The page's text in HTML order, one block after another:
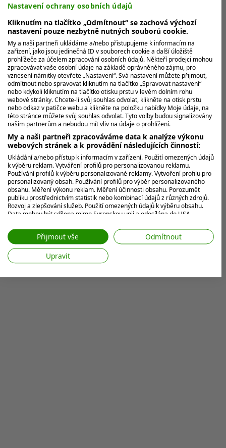
Nezvyklou přípravu zvolil před olympiádou Xander
Schauffele. Podle výsledků po dvou odehraných kolech
se ale ukazuje, že mu...
MOHLO BY VÁS ZAJÍMAT
Nastavení ochrany osobních údajů
Kliknutím na tlačítko „Odmítnout“ se zachová výchozí
nastavení pouze nezbytně nutných souborů cookie.
My a naši partneři ukládáme a/nebo přistupujeme k informacím na
zařízení, jako jsou jedinečná ID v souborech cookie a další úložiště
prohlížeče za účelem zpracování osobních údajů. Někteří prodejci mohou
zpracovávat vaše osobní údaje na základě oprávněného zájmu, pro
vznesení námitky otevřete „Nastavení“. Svá nastavení můžete přijmout,
odmítnout nebo spravovat kliknutím na tlačítko „Spravovat nastavení“
nebo kdykoli kliknutím na tlačítko otisku prstu v levém dolním rohu
webové stránky. Chcete-li svůj souhlas odvolat, klikněte na otisk prstu
nebo odkaz v patičce webu a klikněte na položku nabídky Moje údaje, na
této stránce můžete svůj souhlas odvolat. Tyto volby budou signalizovány
našim partnerům a nebudou mít vliv na údaje o prohlížení.
My a naši partneři zpracováváme data k analýze výkonu
webových stránek a k provádění následujících činností:
Ukládání a/nebo přístup k informacím v zařízení. Použití omezených údajů
k výběru reklam. Vytváření profilů pro personalizovanou reklamu.
Používání profilů k výběru personalizované reklamy. Vytvoření profilu pro
personalizovaný obsah. Používání profilů pro výběr personalizovaného
obsahu. Měření výkonu reklam. Měření účinnosti obsahu. Porozumět
publiku prostřednictvím statistik nebo kombinací údajů z různých zdrojů.
Rozvoj a zlepšování služeb. Použití omezených údajů k výběru obsahu.
Data mohou být sdílena mimo Evropskou unii a odesílána do USA.
web/aplikaci.
Zobrazit seznam partnerů (7 Prodejci IAB)
Vaše údaje používáme pro následující účely:
Přijmout vše
Odmítnout
Upravit